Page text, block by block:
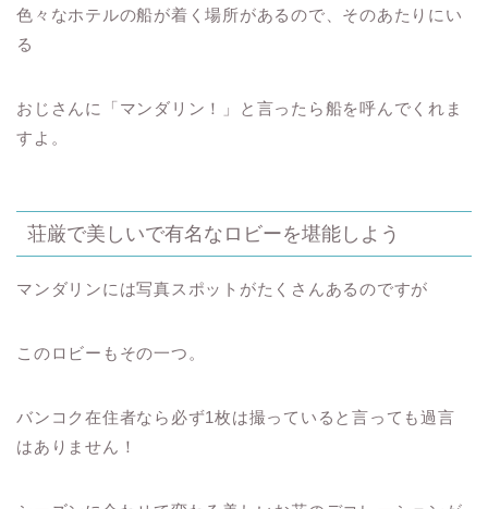
色々なホテルの船が着く場所があるので、そのあたりにい
る
おじさんに「マンダリン！」と言ったら船を呼んでくれま
すよ。
荘厳で美しいで有名なロビーを堪能しよう
マンダリンには写真スポットがたくさんあるのですが
このロビーもその一つ。
バンコク在住者なら必ず1枚は撮っていると言っても過言
はありません！